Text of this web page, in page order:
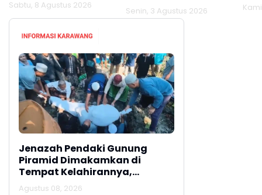
Lamongan
Sabtu, 8 Agustus 2026
Senin, 3 Agustus 2026
Jenazah Pendaki Gunung
Piramid Dimakamkan di
Tempat Kelahirannya,
Lamongan
Agustus 08, 2026